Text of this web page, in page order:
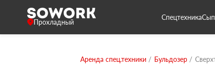
Прохладный
Спецтехника
Аренда спец.техники Бульдозер